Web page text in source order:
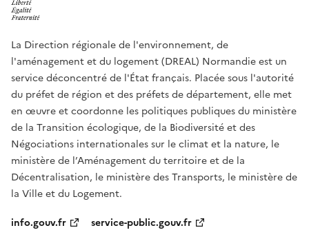
La Direction régionale de l'environnement, de
l'aménagement et du logement (DREAL) Normandie est un
service déconcentré de l'État français. Placée sous l'autorité
du préfet de région et des préfets de département, elle met
en œuvre et coordonne les politiques publiques du ministère
de la Transition écologique, de la Biodiversité et des
Négociations internationales sur le climat et la nature, le
ministère de l’Aménagement du territoire et de la
Décentralisation, le ministère des Transports, le ministère de
la Ville et du Logement.
info.gouv.fr
service-public.gouv.fr